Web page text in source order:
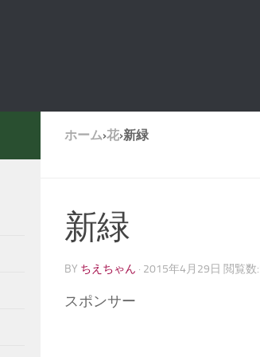
ホーム›花›新緑
新緑
BY ちえちゃん · 2015年4月29日 閲覧数
スポンサー